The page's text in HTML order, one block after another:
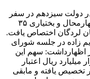
دولت سیزدهم در سفر
اول و دوم رئیس جمهور شهید به چهارمحال و بختیاری ۳۵
لردگان اختصاص یافت.
زاده در جلسه شورای
اظهارداشت: سهم این
در دولت سیزدهم ۳۵ هزار میلیارد ریال اعتبار
این اعتبار تخصیص یافته و مابقی